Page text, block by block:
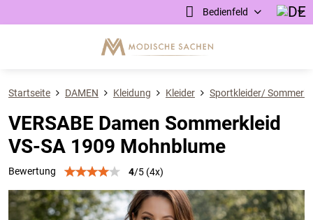
Bedienfeld
Startseite DAMEN Kleidung Kleider Sportkleider/
VERSABE Damen Sommerkleid
VS-SA 1909 Mohnblume
Bewertung 4/5 (4x)